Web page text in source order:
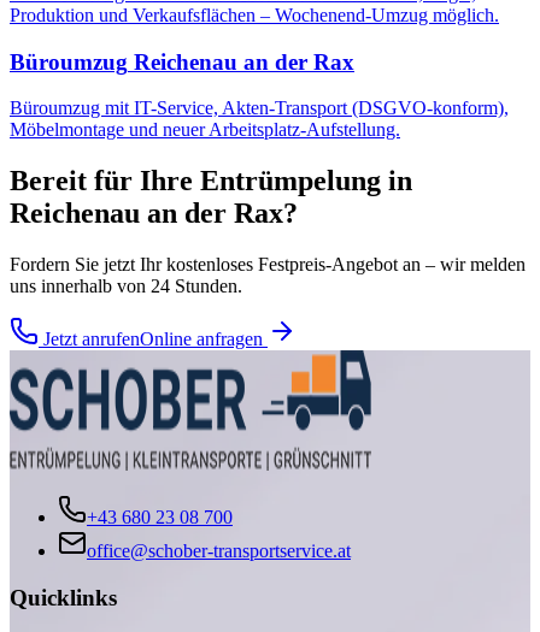
Produktion und Verkaufsflächen – Wochenend-Umzug möglich.
Büroumzug Reichenau an der Rax
Büroumzug mit IT-Service, Akten-Transport (DSGVO-konform),
Möbelmontage und neuer Arbeitsplatz-Aufstellung.
Bereit für Ihre Entrümpelung in
Reichenau an der Rax?
Fordern Sie jetzt Ihr kostenloses Festpreis-Angebot an – wir melden
uns innerhalb von 24 Stunden.
Jetzt anrufenOnline anfragen
+43 680 23 08 700
office@schober-transportservice.at
Quicklinks